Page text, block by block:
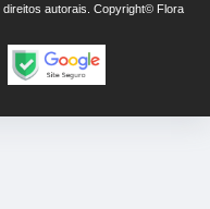
autorais. Copyright© Flora